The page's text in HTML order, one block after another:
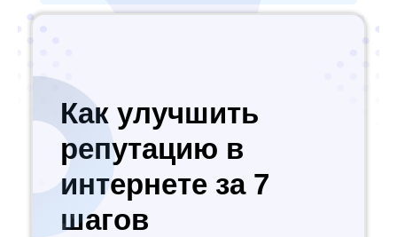
Как улучшить
репутацию в
интернете за 7
шагов